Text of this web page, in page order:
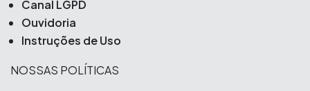
Canal LGPD
Ouvidoria
Instruções de Uso
NOSSAS POLÍTICAS